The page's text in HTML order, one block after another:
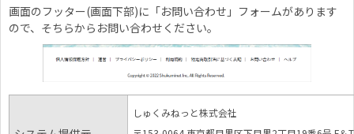
画面のフッター(画面下部)に「お問い合わせ」フォームがあります
ので、そちらからお問い合わせください。
しゅくみねっと株式会社